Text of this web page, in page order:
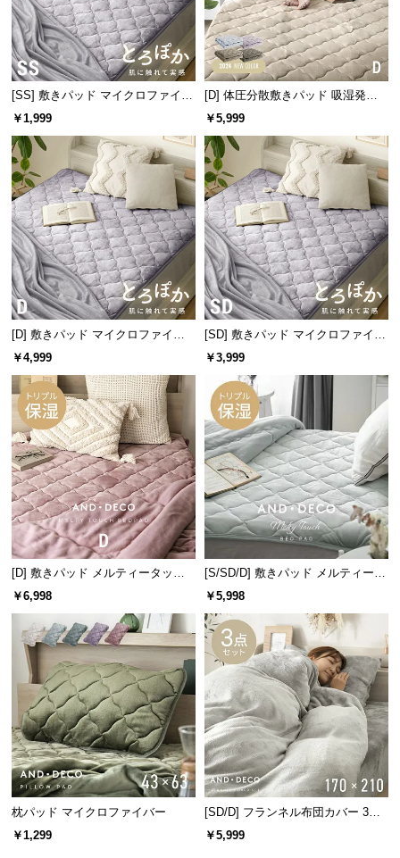
[SS] 敷きパッド マイクロファイバ
ー
￥1,999
[D] 体圧分散敷きパッド 吸湿発熱
マイクロファイバー
￥5,999
[D] 敷きパッド マイクロファイバ
ー
￥4,999
[SD] 敷きパッド マイクロファイバ
ー
￥3,999
[D] 敷きパッド メルティータッチ
マイクロファイバー
￥6,998
[S/SD/D] 敷きパッド メルティータ
ッチ マイクロファイバー
￥5,998
枕パッド マイクロファイバー
￥1,299
[SD/D] フランネル布団カバー 3点
セット
￥5,999